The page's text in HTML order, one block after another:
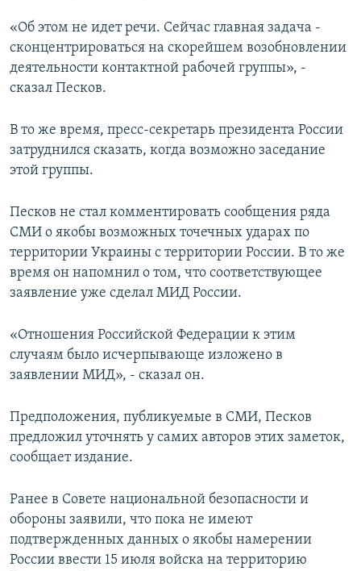
ПОБЕДИТЕЛЕЙ НЕ СУДЯТ?
КРЫМ.НЕПОКОРЕННЫЙ
ELIFBE
ПРИСОЕДИНЯЙТЕСЬ!
Все сайты RFE/RL
«Об этом не идет речи. Сейчас главная задача -
сконцентрироваться на скорейшем возобновлении
деятельности контактной рабочей группы», -
сказал Песков.
В то же время, пресс-секретарь президента России
затруднился сказать, когда возможно заседание
этой группы.
Песков не стал комментировать сообщения ряда
СМИ о якобы возможных точечных ударах по
территории Украины с территории России. В то же
время он напомнил о том, что соответствующее
заявление уже сделал МИД России.
«Отношения Российской Федерации к этим
случаям было исчерпывающе изложено в
заявлении МИД», - сказал он.
Предположения, публикуемые в СМИ, Песков
предложил уточнять у самих авторов этих заметок,
сообщает издание.
Ранее в Совете национальной безопасности и
обороны заявили, что пока не имеют
подтвержденных данных о якобы намерении
России ввести 15 июля войска на территорию